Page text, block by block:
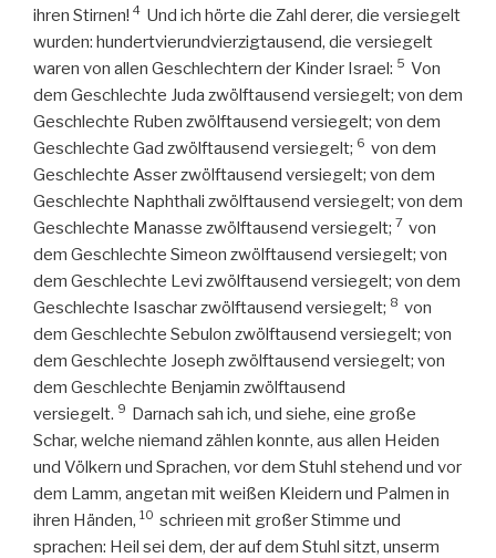
ihren Stirnen! 4 Und ich hörte die Zahl derer, die versiegelt
wurden: hundertvierundvierzigtausend, die versiegelt
waren von allen Geschlechtern der Kinder Israel: 5 Von
dem Geschlechte Juda zwölftausend versiegelt; von dem
Geschlechte Ruben zwölftausend versiegelt; von dem
Geschlechte Gad zwölftausend versiegelt; 6 von dem
Geschlechte Asser zwölftausend versiegelt; von dem
Geschlechte Naphthali zwölftausend versiegelt; von dem
Geschlechte Manasse zwölftausend versiegelt; 7 von
dem Geschlechte Simeon zwölftausend versiegelt; von
dem Geschlechte Levi zwölftausend versiegelt; von dem
Geschlechte Isaschar zwölftausend versiegelt; 8 von
dem Geschlechte Sebulon zwölftausend versiegelt; von
dem Geschlechte Joseph zwölftausend versiegelt; von
dem Geschlechte Benjamin zwölftausend
versiegelt. 9 Darnach sah ich, und siehe, eine große
Schar, welche niemand zählen konnte, aus allen Heiden
und Völkern und Sprachen, vor dem Stuhl stehend und vor
dem Lamm, angetan mit weißen Kleidern und Palmen in
ihren Händen, 10 schrieen mit großer Stimme und
sprachen: Heil sei dem, der auf dem Stuhl sitzt, unserm